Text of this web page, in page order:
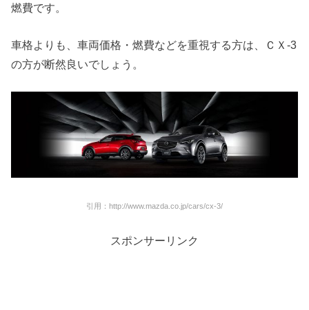
燃費です。
車格よりも、車両価格・燃費などを重視する方は、ＣＸ-3
の方が断然良いでしょう。
引用：http://www.mazda.co.jp/cars/cx-3/
スポンサーリンク